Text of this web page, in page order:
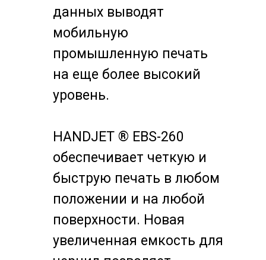
данных выводят
мобильную
промышленную печать
на еще более высокий
уровень.
HANDJET ® EBS-260
обеспечивает четкую и
быструю печать в любом
положении и на любой
поверхности. Новая
увеличенная емкость для